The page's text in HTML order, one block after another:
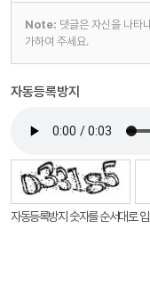
Note: 댓글은 자신을 나타
가하여 주세요.
자동등록방지
자동등록방지 숫자를 순서대로